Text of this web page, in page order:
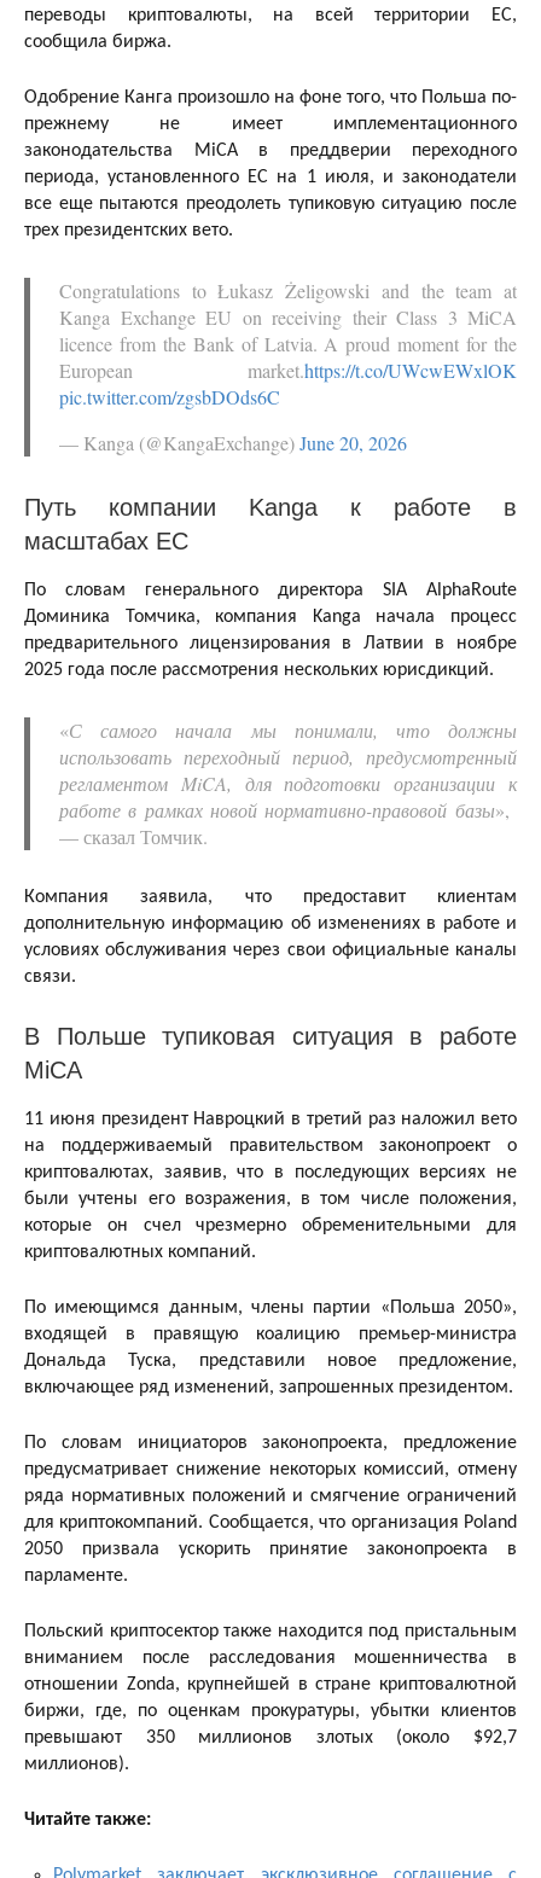
переводы криптовалюты, на всей территории ЕС,
сообщила биржа.
Одобрение Канга произошло на фоне того, что Польша по-
прежнему не имеет имплементационного
законодательства MiCA в преддверии переходного
периода, установленного ЕС на 1 июля, и законодатели
все еще пытаются преодолеть тупиковую ситуацию после
трех президентских вето.
Congratulations to Łukasz Żeligowski and the team at
Kanga Exchange EU on receiving their Class 3 MiCA
licence from the Bank of Latvia. A proud moment for the
European market.https://t.co/UWcwEWxlOK
pic.twitter.com/zgsbDOds6C
— Kanga (@KangaExchange)June 20, 2026
Путь компании Kanga к работе в
масштабах ЕС
По словам генерального директора SIA AlphaRoute
Доминика Томчика, компания Kanga начала процесс
предварительного лицензирования в Латвии в ноябре
2025 года после рассмотрения нескольких юрисдикций.
«С самого начала мы понимали, что должны
использовать переходный период, предусмотренный
регламентом MiCA, для подготовки организации к
работе в рамках новой нормативно-правовой базы», ​​
— сказал Томчик.
Компания заявила, что предоставит клиентам
дополнительную информацию об изменениях в работе и
условиях обслуживания через свои официальные каналы
связи.
В Польше тупиковая ситуация в работе
MiCA
11 июня президент Навроцкий в третий раз наложил вето
на поддерживаемый правительством законопроект о
криптовалютах, заявив, что в последующих версиях не
были учтены его возражения, в том числе положения,
которые он счел чрезмерно обременительными для
криптовалютных компаний.
По имеющимся данным, члены партии «Польша 2050»,
входящей в правящую коалицию премьер-министра
Дональда Туска, представили новое предложение,
включающее ряд изменений, запрошенных президентом.
По словам инициаторов законопроекта, предложение
предусматривает снижение некоторых комиссий, отмену
ряда нормативных положений и смягчение ограничений
для криптокомпаний. Сообщается, что организация Poland
2050 призвала ускорить принятие законопроекта в
парламенте.
Польский криптосектор также находится под пристальным
вниманием после расследования мошенничества в
отношении Zonda, крупнейшей в стране криптовалютной
биржи, где, по оценкам прокуратуры, убытки клиентов
превышают 350 миллионов злотых (около $92,7
миллионов).
Читайте также: